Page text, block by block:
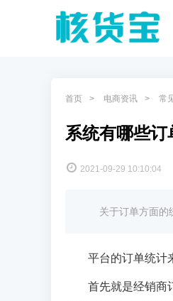
首页 电商资讯 常
系统有哪些订
2021-09-29 10:10:04
关于订单方面的
平台的订单统计
首先就是经销商